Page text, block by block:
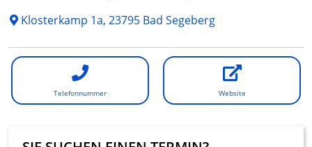
Klosterkamp 1a, 23795 Bad Segeberg
Telefonnummer Website